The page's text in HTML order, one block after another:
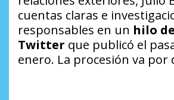
cuentas claras e
responsables en un hilo de
Twitter que publicó el
enero. La procesión va por